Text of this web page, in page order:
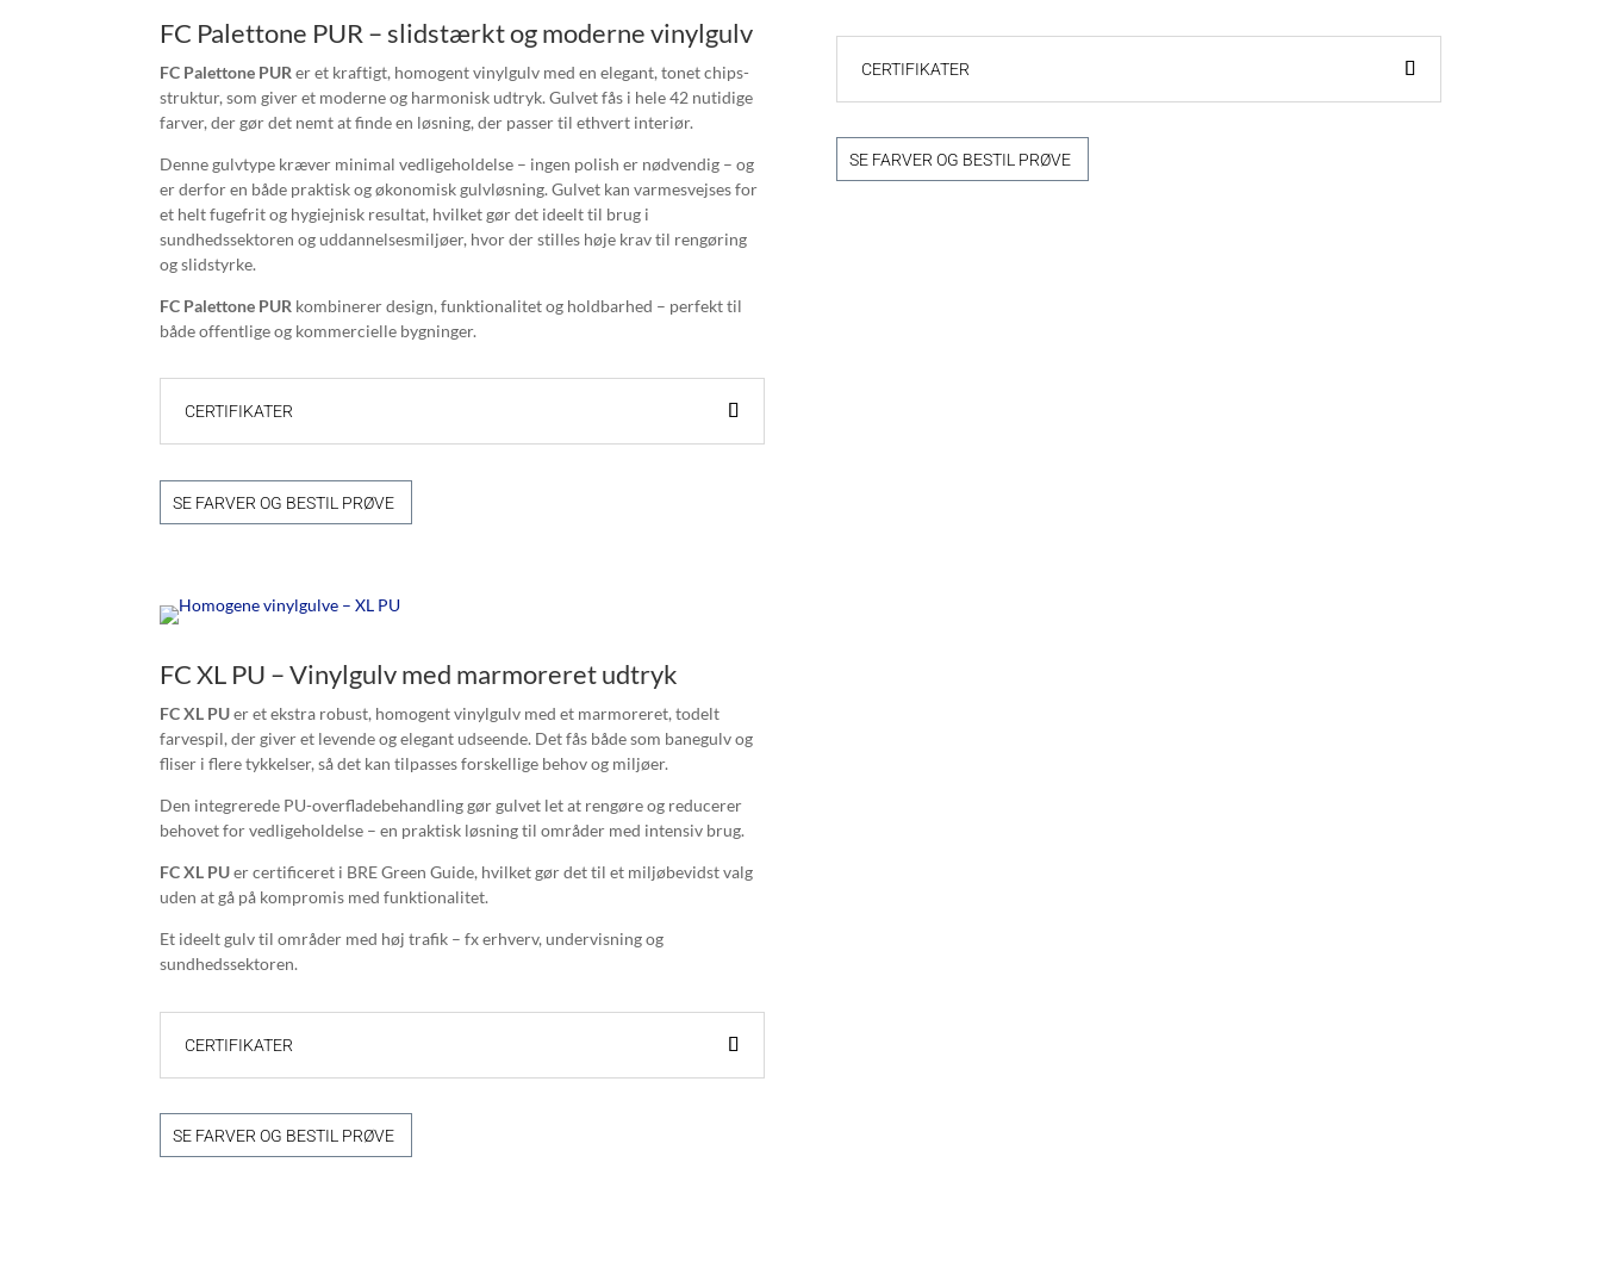
FC Palettone PUR – slidstærkt og moderne vinylgulv
FC Palettone PUR er et kraftigt, homogent vinylgulv med en elegant, tonet chips-
struktur, som giver et moderne og harmonisk udtryk. Gulvet fås i hele 42 nutidige
farver, der gør det nemt at finde en løsning, der passer til ethvert interiør.
Denne gulvtype kræver minimal vedligeholdelse – ingen polish er nødvendig – og
er derfor en både praktisk og økonomisk gulvløsning. Gulvet kan varmesvejses for
et helt fugefrit og hygiejnisk resultat, hvilket gør det ideelt til brug i
sundhedssektoren og uddannelsesmiljøer, hvor der stilles høje krav til rengøring
og slidstyrke.
FC Palettone PUR kombinerer design, funktionalitet og holdbarhed – perfekt til
både offentlige og kommercielle bygninger.
CERTIFIKATER
SE FARVER OG BESTIL PRØVE
CERTIFIKATER
SE FARVER OG BESTIL PRØVE
FC XL PU – Vinylgulv med marmoreret udtryk
FC XL PUer et ekstra robust, homogent vinylgulv med et marmoreret, todelt
farvespil, der giver et levende og elegant udseende. Det fås både som banegulv og
fliser i flere tykkelser, så det kan tilpasses forskellige behov og miljøer.
Den integrerede PU-overfladebehandling gør gulvet let at rengøre og reducerer
behovet for vedligeholdelse – en praktisk løsning til områder med intensiv brug.
FC XL PUer certificeret i BRE Green Guide, hvilket gør det til et miljøbevidst valg
uden at gå på kompromis med funktionalitet.
Et ideelt gulv til områder med høj trafik – fx erhverv, undervisning og
sundhedssektoren.
CERTIFIKATER
SE FARVER OG BESTIL PRØVE